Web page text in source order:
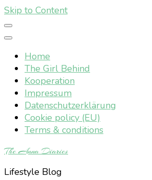
Skip to Content
Home
The Girl Behind
Kooperation
Impressum
Datenschutzerklärung
Cookie policy (EU)
Terms & conditions
The Anna Diaries
Lifestyle Blog